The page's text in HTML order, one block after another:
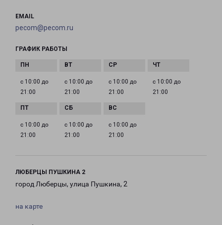
EMAIL
pecom@pecom.ru
ГРАФИК РАБОТЫ
с 10:00 до
21:00
с 10:00 до
21:00
с 10:00 до
21:00
с 10:00 до
21:00
с 10:00 до
21:00
с 10:00 до
21:00
с 10:00 до
21:00
ЛЮБЕРЦЫ ПУШКИНА 2
город Люберцы, улица Пушкина, 2
на карте